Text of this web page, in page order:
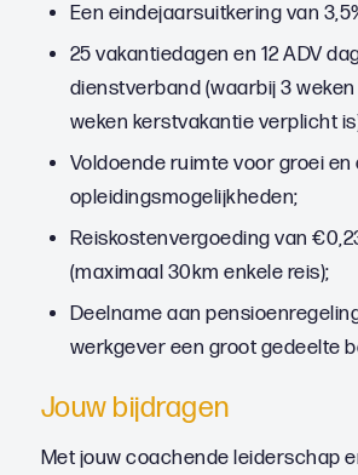
Een eindejaarsuitkering van
25 vakantiedagen en 12 ADV
dienstverband (waarbij 3
weken kerstvakantie verplicht
Voldoende ruimte voor groei en
opleidingsmogelijkheden;
Reiskostenvergoeding van
(maximaal 30km enkele reis);
Deelname aan
werkgever een groot gedeelte
Jouw bijdragen
Met jouw coachende leiderschap